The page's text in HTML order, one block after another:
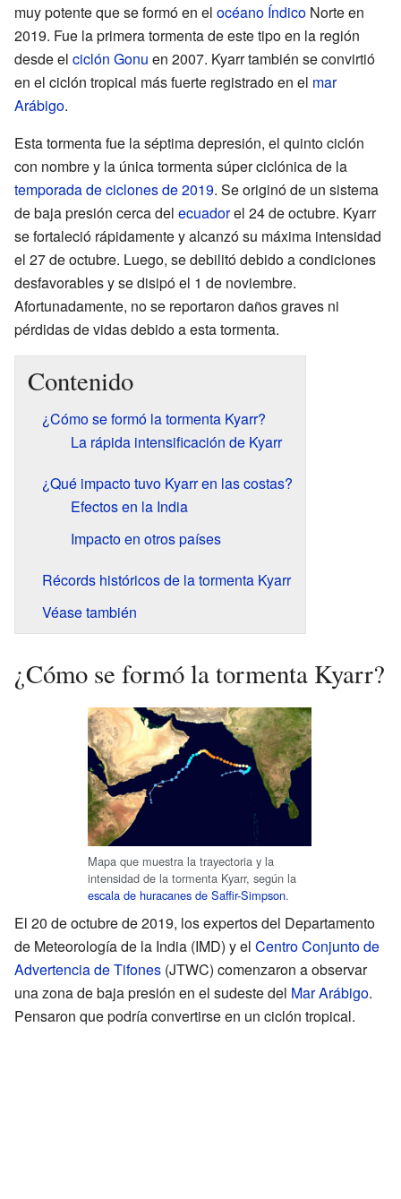
muy potente que se formó en el océano Índico Norte en
2019. Fue la primera tormenta de este tipo en la región
desde el ciclón Gonu en 2007. Kyarr también se convirtió
en el ciclón tropical más fuerte registrado en el mar
Arábigo.
Esta tormenta fue la séptima depresión, el quinto ciclón
con nombre y la única tormenta súper ciclónica de la
temporada de ciclones de 2019. Se originó de un sistema
de baja presión cerca del ecuadorel 24 de octubre. Kyarr
se fortaleció rápidamente y alcanzó su máxima intensidad
el 27 de octubre. Luego, se debilitó debido a condiciones
desfavorables y se disipó el 1 de noviembre.
Afortunadamente, no se reportaron daños graves ni
pérdidas de vidas debido a esta tormenta.
Contenido
¿Cómo se formó la tormenta Kyarr?
La rápida intensificación de Kyarr
¿Qué impacto tuvo Kyarr en las costas?
Efectos en la India
Impacto en otros países
Récords históricos de la tormenta Kyarr
Véase también
¿Cómo se formó la tormenta Kyarr?
Mapa que muestra la trayectoria y la
intensidad de la tormenta Kyarr, según la
escala de huracanes de Saffir-Simpson.
El 20 de octubre de 2019, los expertos del Departamento
de Meteorología de la India (IMD) y el Centro Conjunto de
Advertencia de Tifones (JTWC) comenzaron a observar
una zona de baja presión en el sudeste del Mar Arábigo.
Pensaron que podría convertirse en un ciclón tropical.